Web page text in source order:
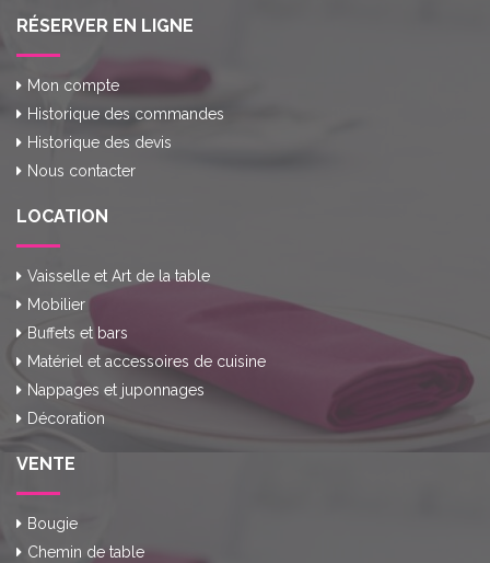
RÉSERVER EN LIGNE
Mon compte
Historique des commandes
Historique des devis
Nous contacter
LOCATION
Vaisselle et Art de la table
Mobilier
Buffets et bars
Matériel et accessoires de cuisine
Nappages et juponnages
Décoration
VENTE
Bougie
Chemin de table